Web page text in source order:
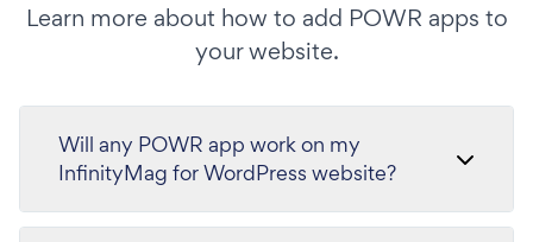
Learn more about how to add POWR apps to
your website.
Will any POWR app work on my
InfinityMag for WordPress website?